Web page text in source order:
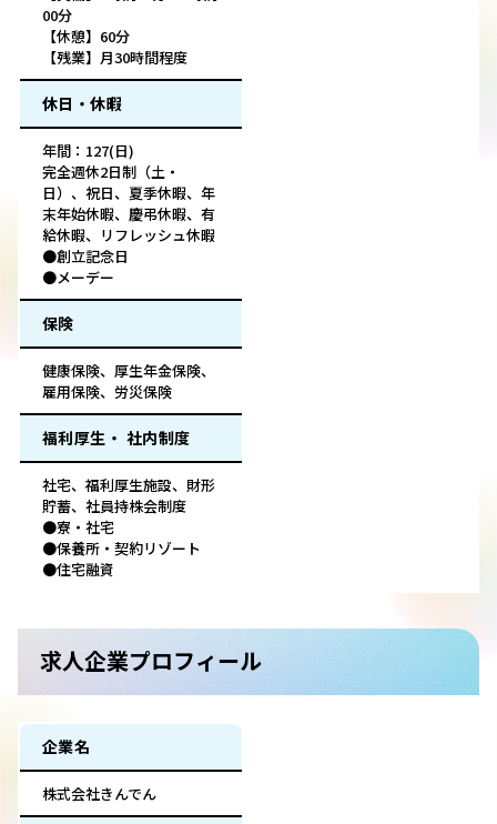
00分
【休憩】60分
【残業】月30時間程度
休日・休暇
年間：127(日)
完全週休2日制（土・
日）、祝日、夏季休暇、年
末年始休暇、慶弔休暇、有
給休暇、リフレッシュ休暇
●創立記念日
●メーデー
保険
健康保険、厚生年金保険、
雇用保険、労災保険
福利厚生・ 社内制度
社宅、福利厚生施設、財形
貯蓄、社員持株会制度
●寮・社宅
●保養所・契約リゾート
●住宅融資
求人企業プロフィール
企業名
株式会社きんでん